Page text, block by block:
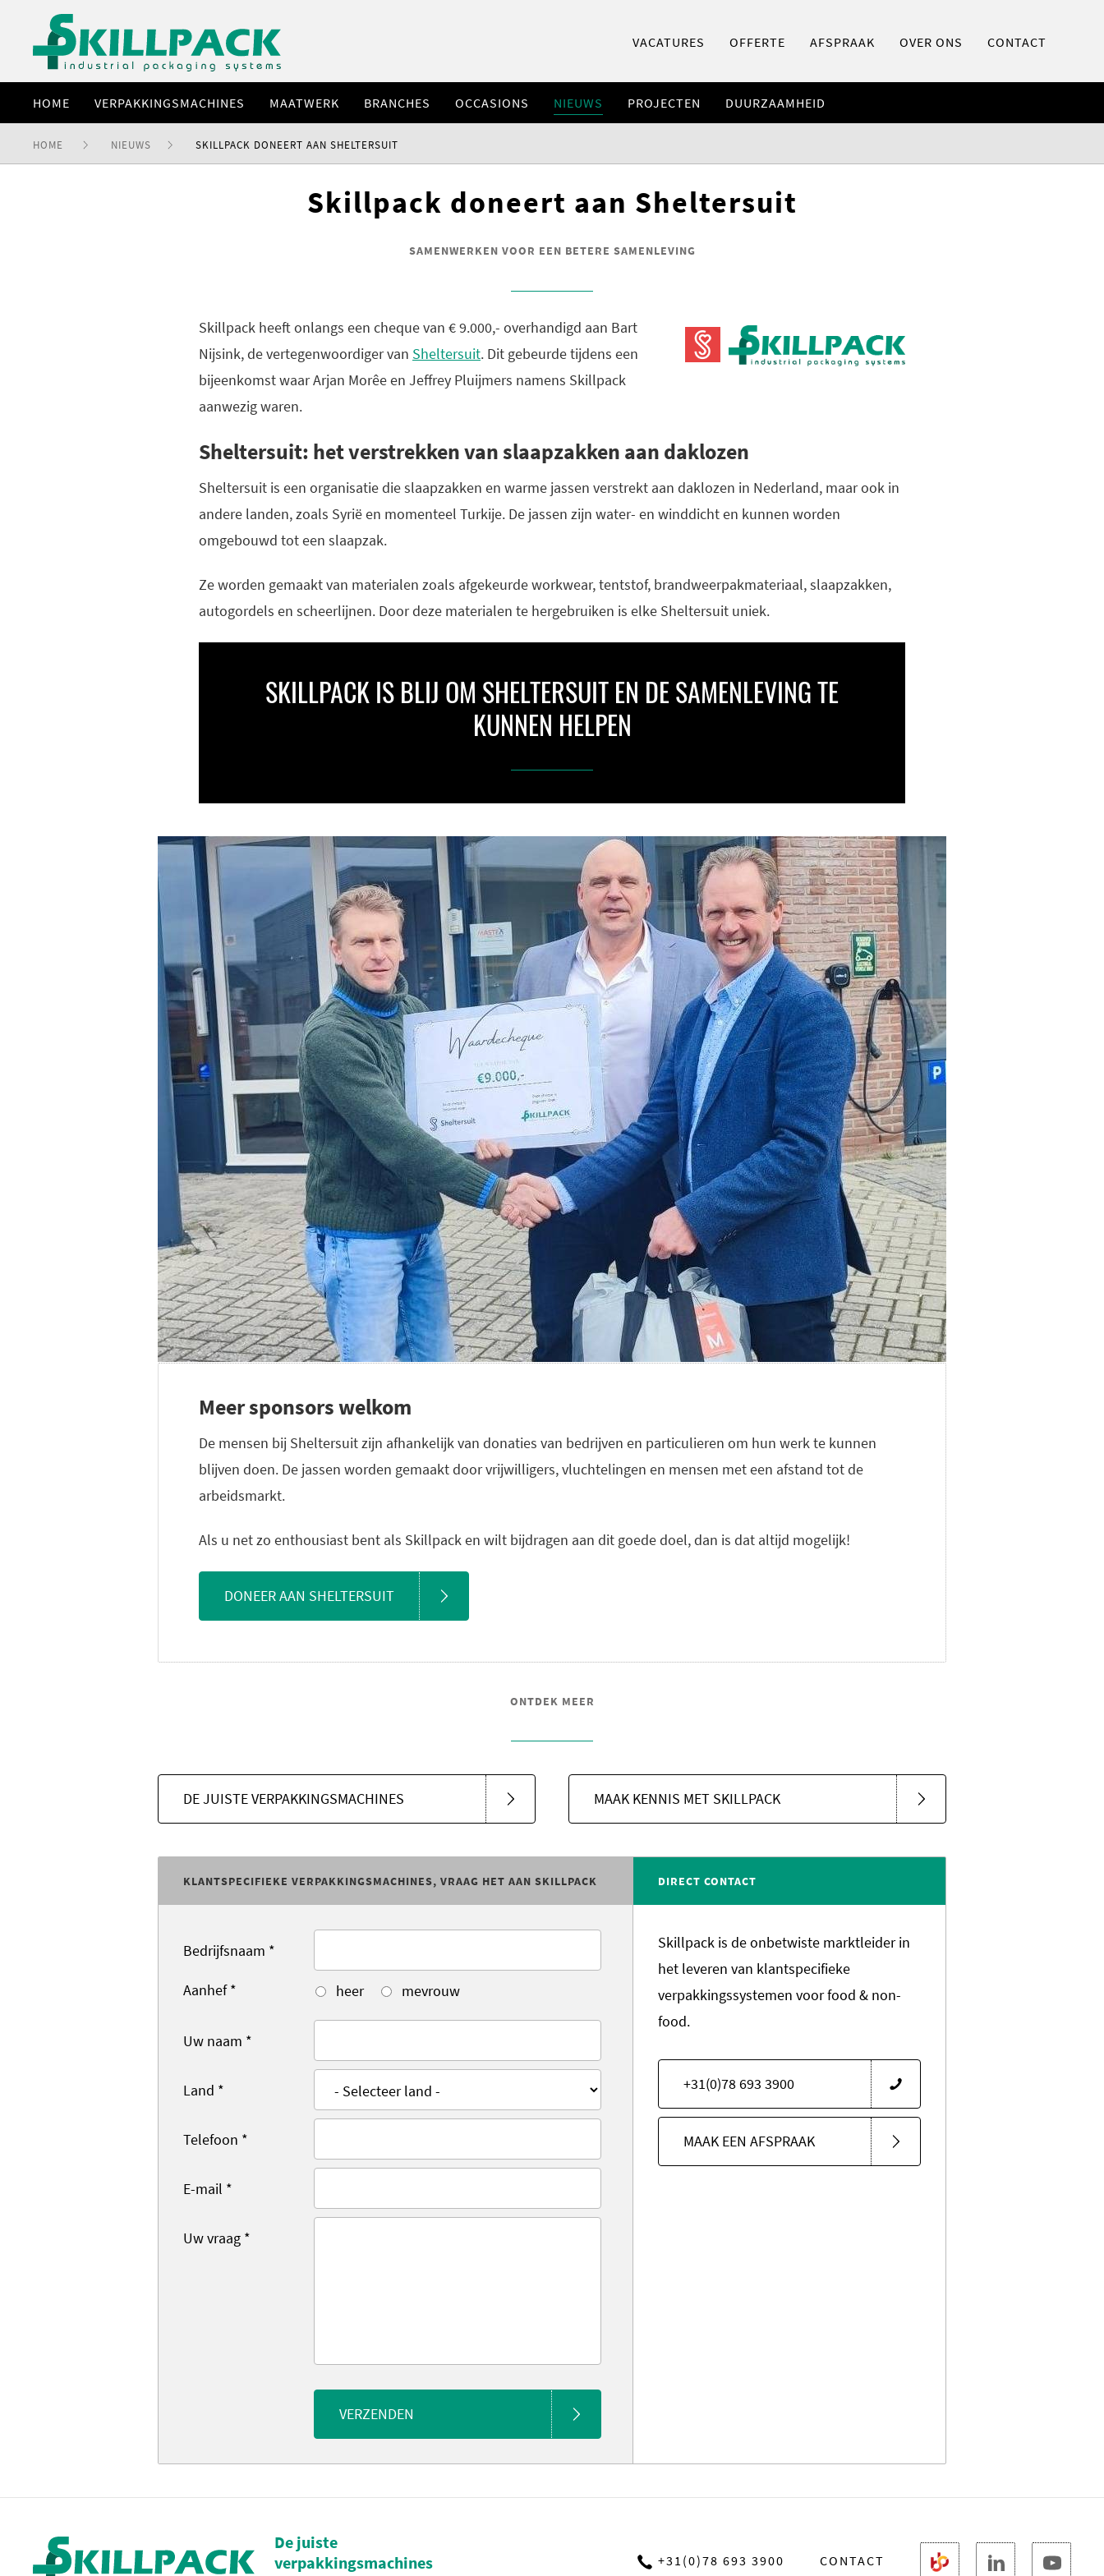
VACATURES OFFERTE AFSPRAAK OVER ONS CONTACT
HOME VERPAKKINGSMACHINES MAATWERK BRANCHES OCCASIONS NIEUWS PROJECTEN DUURZAAMHEID
HOME NIEUWS SKILLPACK DONEERT AAN SHELTERSUIT
Skillpack doneert aan Sheltersuit
SAMENWERKEN VOOR EEN BETERE SAMENLEVING
Skillpack heeft onlangs een cheque van € 9.000,- overhandigd aan Bart
Nijsink, de vertegenwoordiger van Sheltersuit. Dit gebeurde tijdens een
bijeenkomst waar Arjan Morêe en Jeffrey Pluijmers namens Skillpack
aanwezig waren.
Sheltersuit: het verstrekken van slaapzakken aan daklozen
Sheltersuit is een organisatie die slaapzakken en warme jassen verstrekt aan daklozen in Nederland, maar ook in
andere landen, zoals Syrië en momenteel Turkije. De jassen zijn water- en winddicht en kunnen worden
omgebouwd tot een slaapzak.
Ze worden gemaakt van materialen zoals afgekeurde workwear, tentstof, brandweerpakmateriaal, slaapzakken,
autogordels en scheerlijnen. Door deze materialen te hergebruiken is elke Sheltersuit uniek.
SKILLPACK IS BLIJ OM SHELTERSUIT EN DE SAMENLEVING TE
KUNNEN HELPEN
Meer sponsors welkom
De mensen bij Sheltersuit zijn afhankelijk van donaties van bedrijven en particulieren om hun werk te kunnen
blijven doen. De jassen worden gemaakt door vrijwilligers, vluchtelingen en mensen met een afstand tot de
arbeidsmarkt.
Als u net zo enthousiast bent als Skillpack en wilt bijdragen aan dit goede doel, dan is dat altijd mogelijk!
DONEER AAN SHELTERSUIT
ONTDEK MEER
DE JUISTE VERPAKKINGSMACHINES MAAK KENNIS MET SKILLPACK
KLANTSPECIFIEKE VERPAKKINGSMACHINES, VRAAG HET AAN SKILLPACK
Bedrijfsnaam *
Aanhef* heer mevrouw
Uw naam *
Land *
Telefoon *
E-mail *
Uw vraag *
VERZENDEN
DIRECT CONTACT
Skillpack is de onbetwiste marktleider in
het leveren van klantspecifieke
verpakkingssystemen voor food & non-
food.
+31(0)78 693 3900
MAAK EEN AFSPRAAK
De juiste
verpakkingsmachines
+31(0)78 693 3900 CONTACT